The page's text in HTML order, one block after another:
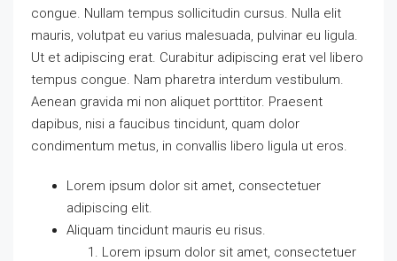
congue. Nullam tempus sollicitudin cursus. Nulla elit
mauris, volutpat eu varius malesuada, pulvinar eu ligula.
Ut et adipiscing erat. Curabitur adipiscing erat vel libero
tempus congue. Nam pharetra interdum vestibulum.
Aenean gravida mi non aliquet porttitor. Praesent
dapibus, nisi a faucibus tincidunt, quam dolor
condimentum metus, in convallis libero ligula ut eros.
Lorem ipsum dolor sit amet, consectetuer
adipiscing elit.
Aliquam tincidunt mauris eu risus.
Lorem ipsum dolor sit amet, consectetuer